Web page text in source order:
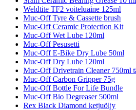
Weldtite TF2 voiteluaine 125ml
Muc-Off Tyre & Cassette brush
Muc-Off Ceramic Protection Kit
Muc-Off Wet Lube 120ml
Muc-Off Pesusetti
Muc-Off E-Bike Dry Lube 50ml
Muc-Off Dry Lube 120ml
Muc-Off Drivetrain Cleaner 750ml
Muc-Off Carbon Gripper 75g
Muc-Off Bottle For Life Bundle
Muc-Off Bio Degreaser 500ml
Rex Black Diamond ketjuöljy